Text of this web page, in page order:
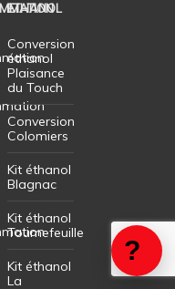
ETHANOL
Conversion
éthanol
Plaisance
du Touch
Conversion
Colomiers
Kit éthanol
Blagnac
Kit éthanol
Tournefeuille
Kit éthanol
La